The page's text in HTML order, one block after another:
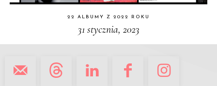
22 ALBUMY Z 2022 ROKU
31 stycznia, 2023